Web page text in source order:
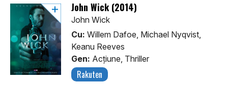
John Wick (2014)
John Wick
Cu: Willem Dafoe, Michael Nyqvist,
Keanu Reeves
Gen: Acţiune, Thriller
Rakuten